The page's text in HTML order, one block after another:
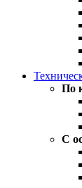
По
С